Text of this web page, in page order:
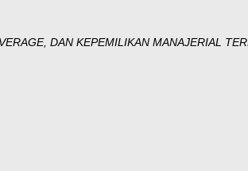
DAN KEPEMILIKAN MANAJERIAL